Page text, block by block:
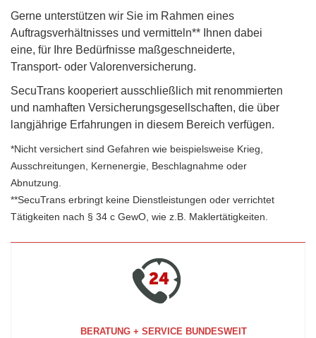
Gerne unterstützen wir Sie im Rahmen eines
Auftragsverhältnisses und vermitteln** Ihnen dabei
eine, für Ihre Bedürfnisse maßgeschneiderte,
Transport- oder Valorenversicherung.
SecuTrans kooperiert ausschließlich mit renommierten
und namhaften Versicherungsgesellschaften, die über
langjährige Erfahrungen in diesem Bereich verfügen.
*Nicht versichert sind Gefahren wie beispielsweise Krieg,
Ausschreitungen, Kernenergie, Beschlagnahme oder
Abnutzung.
**SecuTrans erbringt keine Dienstleistungen oder verrichtet
Tätigkeiten nach § 34 c GewO, wie z.B. Maklertätigkeiten.
BERATUNG + SERVICE BUNDESWEIT